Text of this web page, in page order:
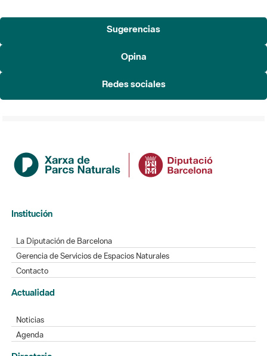
Sugerencias
Opina
Redes sociales
Institución
La Diputación de Barcelona
Gerencia de Servicios de Espacios Naturales
Contacto
Actualidad
Noticias
Agenda